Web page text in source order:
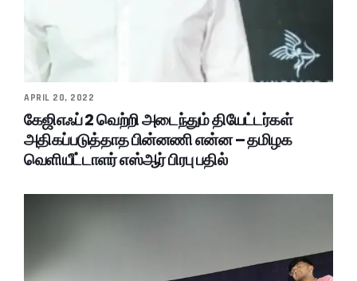
APRIL 20, 2022
கேஜிஎஃப் 2 வெற்றி அடைந்தும் தியேட்டர்கள்
அதிகப்படுத்தாத பின்னணி என்ன – தமிழக
வெளியீட்டாளர் எஸ்ஆர் பிரபு பதில்